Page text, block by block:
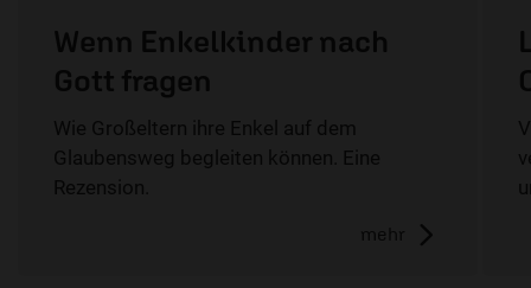
Wenn Enkelkinder nach
Gott fragen
Wie Großeltern ihre Enkel auf dem
Glaubensweg begleiten können. Eine
Rezension.
mehr